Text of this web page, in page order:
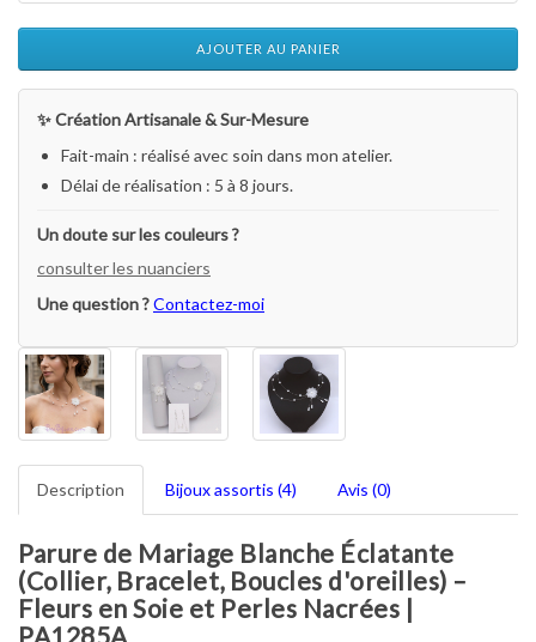
AJOUTER AU PANIER
✨ Création Artisanale & Sur-Mesure
Fait-main : réalisé avec soin dans mon atelier.
Délai de réalisation : 5 à 8 jours.
Un doute sur les couleurs ?
consulter les nuanciers
Une question ?Contactez-moi
Description Bijoux assortis (4) Avis (0)
Parure de Mariage Blanche Éclatante
(Collier, Bracelet, Boucles d'oreilles) –
Fleurs en Soie et Perles Nacrées |
PA1285A